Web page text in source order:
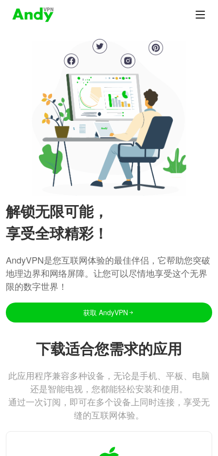
解锁无限可能，
享受全球精彩！
AndyVPN是您互联网体验的最佳伴侣，它帮助您突破
地理边界和网络屏障。让您可以尽情地享受这个无界
限的数字世界！
获取 AndyVPN
下载适合您需求的应用
此应用程序兼容多种设备，无论是手机、平板、电脑
还是智能电视，您都能轻松安装和使用。
通过一次订阅，即可在多个设备上同时连接，享受无
缝的互联网体验。